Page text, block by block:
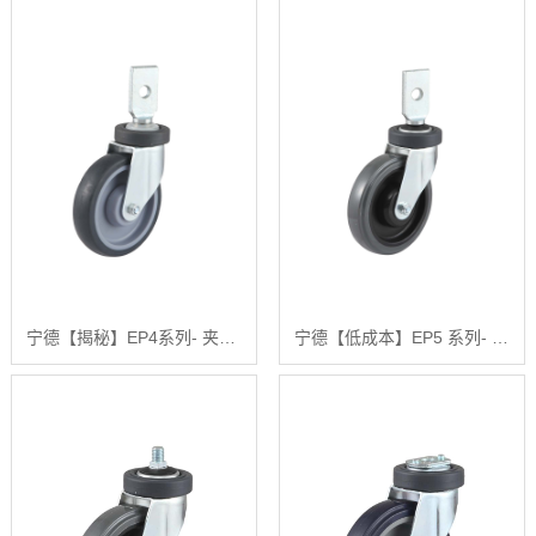
宁德【揭秘】EP4系列- 夹板活动固定式【什么意思?】